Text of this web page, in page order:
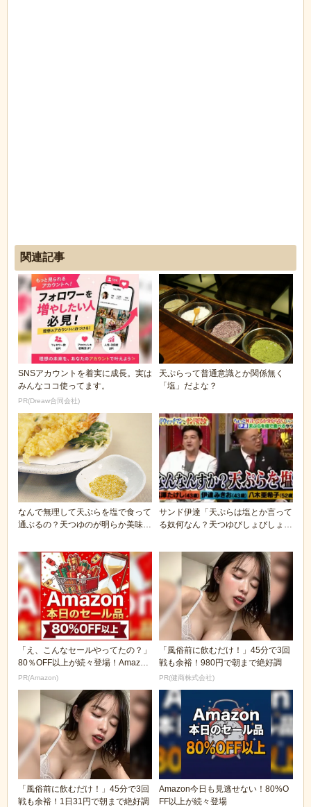
関連記事
SNSアカウントを着実に成長。実は
みんなココ使ってます。
PR(Dreaw合同会社)
天ぷらって普通意識とか関係無く
「塩」だよな？
なんで無理して天ぷらを塩で食って
通ぶるの？天つゆのが明らか美味い
サンド伊達「天ぷらは塩とか言って
る奴何なん？天つゆびしょびしょに
「え、こんなセールやってたの？」
80％OFF以上が続々登場！Amazon
の本気が...
PR(Amazon)
「風俗前に飲むだけ！」45分で3回
戦も余裕！980円で朝まで絶好調
PR(健商株式会社)
「風俗前に飲むだけ！」45分で3回
戦も余裕！1日31円で朝まで絶好調
Amazon今日も見逃せない！80%O
FF以上が続々登場